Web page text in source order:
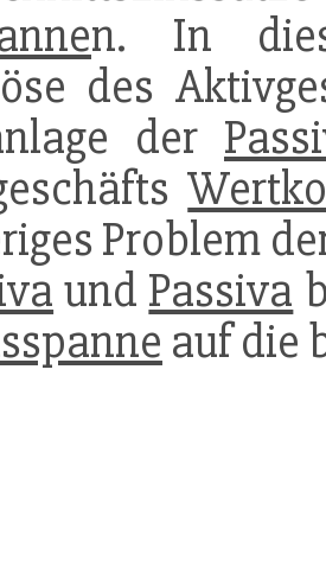
n. In
des
der
Problem
und Passiva
auf die